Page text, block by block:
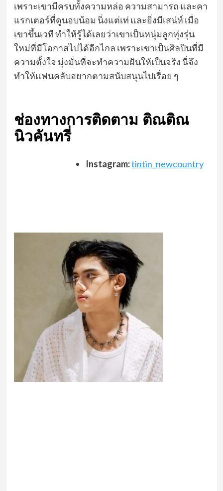
เพราะเขามีครบทั้งความหล่อ ความสามารถ และคา
แรกเตอร์ที่ดูนอบน้อม นิ่งแต่เท่ และยิ่งมีเสน่ห์ เมื่อ
เขาขึ้นเวที ทำให้รู้ได้เลยว่าเขาเป็นหนุ่มลูกทุ่งรุ่น
ใหม่ที่มีโอกาสไปได้อีกไกล เพราะเขาเป็นศิลปินที่มี
ความตั้งใจ มุ่งมั่นที่จะทำความฝันให้เป็นจริง นี่จึง
ทำให้แฟนคลับอยากตามสนับสนุนไปเรื่อย ๆ
ช่องทางการติดตาม ติณติณ
นิวคันทรี่
Instagram:tintin_newcountry